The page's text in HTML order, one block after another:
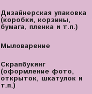
Дизайнерская упаковка
(коробки, корзины,
бумага, пленка и т.п.)
Мыловарение
Скрапбукинг
(оформление фото,
открыток, шкатулок и
т.п.)